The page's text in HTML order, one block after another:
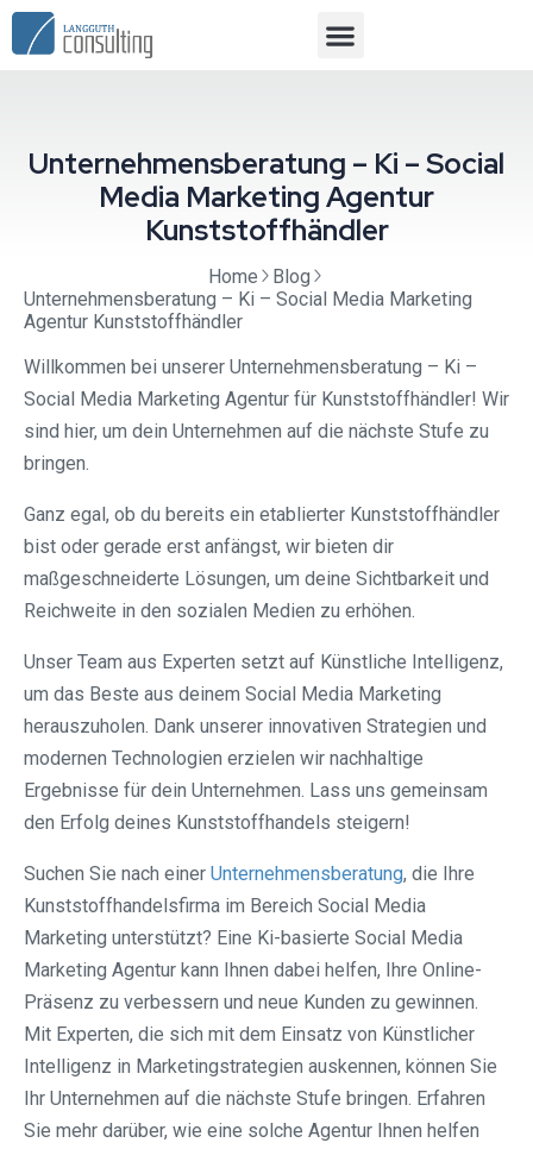
Unternehmensberatung – Ki – Social
Media Marketing Agentur
Kunststoffhändler
Home
Blog
Unternehmensberatung – Ki – Social Media Marketing
Agentur Kunststoffhändler
Willkommen bei unserer Unternehmensberatung – Ki –
Social Media Marketing Agentur für Kunststoffhändler! Wir
sind hier, um dein Unternehmen auf die nächste Stufe zu
bringen.
Ganz egal, ob du bereits ein etablierter Kunststoffhändler
bist oder gerade erst anfängst, wir bieten dir
maßgeschneiderte Lösungen, um deine Sichtbarkeit und
Reichweite in den sozialen Medien zu erhöhen.
Unser Team aus Experten setzt auf Künstliche Intelligenz,
um das Beste aus deinem Social Media Marketing
herauszuholen. Dank unserer innovativen Strategien und
modernen Technologien erzielen wir nachhaltige
Ergebnisse für dein Unternehmen. Lass uns gemeinsam
den Erfolg deines Kunststoffhandels steigern!
Suchen Sie nach einer Unternehmensberatung, die Ihre
Kunststoffhandelsfirma im Bereich Social Media
Marketing unterstützt? Eine Ki-basierte Social Media
Marketing Agentur kann Ihnen dabei helfen, Ihre Online-
Präsenz zu verbessern und neue Kunden zu gewinnen.
Mit Experten, die sich mit dem Einsatz von Künstlicher
Intelligenz in Marketingstrategien auskennen, können Sie
Ihr Unternehmen auf die nächste Stufe bringen. Erfahren
Sie mehr darüber, wie eine solche Agentur Ihnen helfen